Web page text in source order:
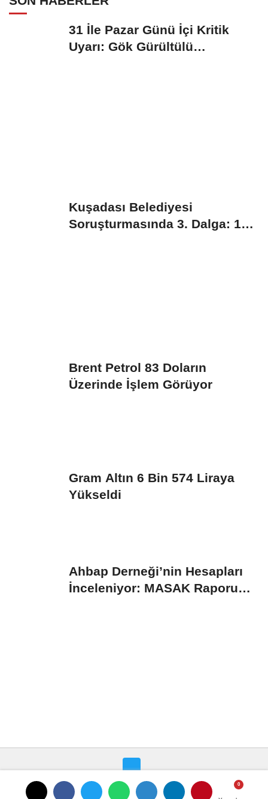
31 İle Pazar Günü İçi Kritik
Uyarı: Gök Gürültülü
Kuşadası Belediyesi
Soruşturmasında 3. Dalga: 15
Brent Petrol 83 Doların
Üzerinde İşlem Görüyor
Gram Altın 6 Bin 574 Liraya
Yükseldi
Ahbap Derneği’nin Hesapları
İnceleniyor: MASAK Raporu
Künye İletişim Çerez Politikası Editörler